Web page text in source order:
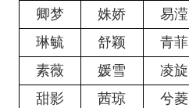
卿梦
姝娇 易滢
琳毓
舒颖 青菲
素薇
媛雪 凌旋
甜影
茜琼 兮菱